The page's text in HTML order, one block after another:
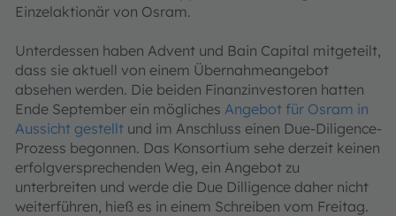
Einzelaktionär von Osram.
Unterdessen haben Advent und Bain Capital mitgeteilt,
dass sie aktuell von einem Übernahmeangebot
absehen werden. Die beiden Finanzinvestoren hatten
Ende September ein mögliches Angebot für Osram in
Aussicht gestellt und im Anschluss einen Due-Diligence-
Prozess begonnen. Das Konsortium sehe derzeit keinen
erfolgversprechenden Weg, ein Angebot zu
unterbreiten und werde die Due Dilligence daher nicht
weiterführen, hieß es in einem Schreiben vom Freitag.